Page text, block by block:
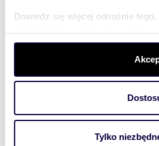
Dowiedz się więcej odnośnie
szczegółów. W Deklaracji plików
wycofać swoją zgodę w dowolnej
aby oferować funkcje
witrynie. Informacje o tym, jak
analitycznym. Partnerzy mogą
Tylko
WYRÓŻNIONE